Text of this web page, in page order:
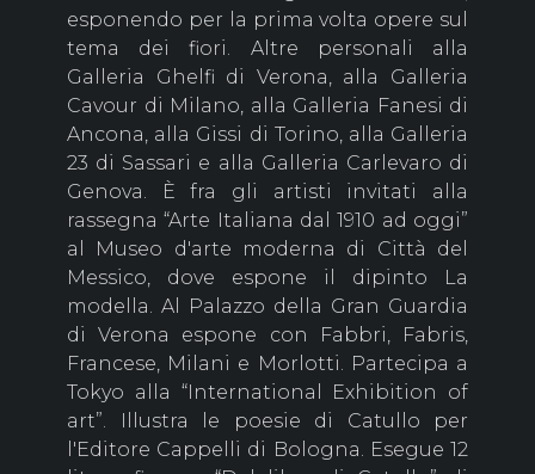
esponendo per la prima volta opere sul
tema dei fiori. Altre personali alla
Galleria Ghelfi di Verona, alla Galleria
Cavour di Milano, alla Galleria Fanesi di
Ancona, alla Gissi di Torino, alla Galleria
23 di Sassari e alla Galleria Carlevaro di
Genova. È fra gli artisti invitati alla
rassegna “Arte Italiana dal 1910 ad oggi”
al Museo d'arte moderna di Città del
Messico, dove espone il dipinto La
modella. Al Palazzo della Gran Guardia
di Verona espone con Fabbri, Fabris,
Francese, Milani e Morlotti. Partecipa a
Tokyo alla “International Exhibition of
art”. Illustra le poesie di Catullo per
l'Editore Cappelli di Bologna. Esegue 12